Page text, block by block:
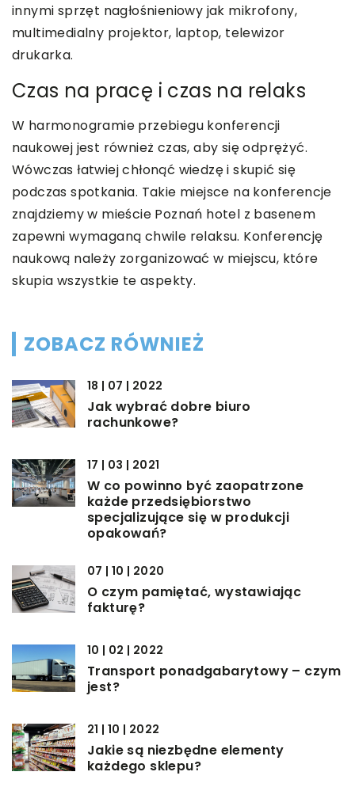
innymi sprzęt nagłośnieniowy jak mikrofony,
multimedialny projektor, laptop, telewizor
drukarka.
Czas na pracę i czas na relaks
W harmonogramie przebiegu konferencji
naukowej jest również czas, aby się odprężyć.
Wówczas łatwiej chłonąć wiedzę i skupić się
podczas spotkania. Takie miejsce na konferencje
znajdziemy w mieście Poznań hotel z basenem
zapewni wymaganą chwile relaksu. Konferencję
naukową należy zorganizować w miejscu, które
skupia wszystkie te aspekty.
ZOBACZ RÓWNIEŻ
18 | 07 | 2022
Jak wybrać dobre biuro
rachunkowe?
17 | 03 | 2021
W co powinno być zaopatrzone
każde przedsiębiorstwo
specjalizujące się w produkcji
opakowań?
07 | 10 | 2020
O czym pamiętać, wystawiając
fakturę?
10 | 02 | 2022
Transport ponadgabarytowy – czym
jest?
21 | 10 | 2022
Jakie są niezbędne elementy
każdego sklepu?